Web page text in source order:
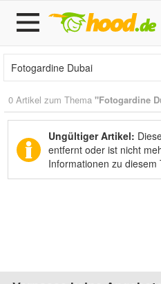
0 Artikel zum Thema "Fotogardine
Ungültiger Artikel:
entfernt oder ist nicht
Informationen zu diesem